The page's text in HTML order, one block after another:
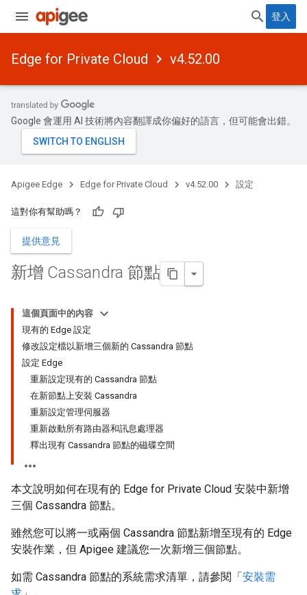
登入
Edge for Private Cloud v4.52.00
Google 會運用 AI 技術將內容翻譯成你偏好的語言，但可能會出錯。
Apigee Edge Edge for Private Cloud v4.52.00 設定
這對你有幫助嗎？
提供意見
新增 Cassandra 節點
這個頁面中的內容
現有的 Edge 設定
修改設定檔以新增三個新的 Cassandra 節點
設定 Edge
重新設定現有的 Cassandra 節點
在新節點上安裝 Cassandra
重新設定管理伺服器
重新啟動所有路由器和訊息處理器
釋出現有 Cassandra 節點的磁碟空間
本文說明如何在現有的 Edge for Private Cloud 安裝中新增
三個 Cassandra 節點。
雖然您可以將一或兩個 Cassandra 節點新增至現有的 Edge
安裝作業，但 Apigee 建議您一次新增三個節點。
如需 Cassandra 節點的系統需求清單，請參閱「安裝需